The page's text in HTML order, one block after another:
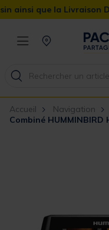
la Livraison Domicile
Accueil Navigation
Combiné HUMMINBIRD